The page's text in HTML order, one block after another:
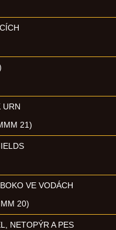
URN
21)
VE VODÁCH
20)
NETOPÝR A PES